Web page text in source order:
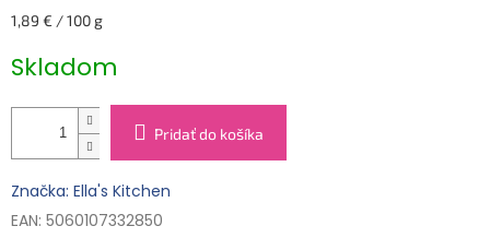
Jednotková
1,89 € / 100 g
Skladom
Pridať do košíka
Značka: Ella's Kitchen
EAN: 5060107332850